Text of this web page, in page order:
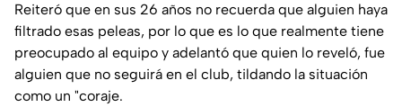
Reiteró que en sus 26 años no recuerda que alguien haya
filtrado esas peleas, por lo que es lo que realmente tiene
preocupado al equipo y adelantó que quien lo reveló, fue
alguien que no seguirá en el club, tildando la situación
como un "coraje.